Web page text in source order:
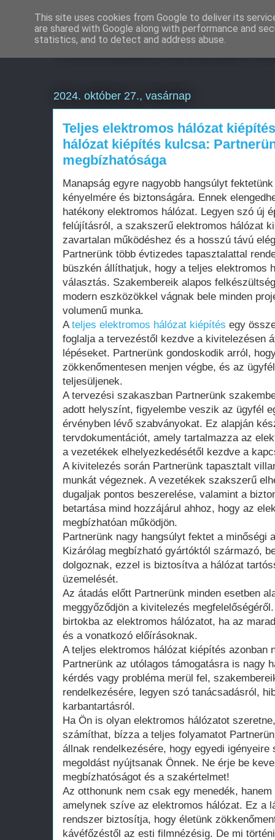
Weboldal készítés
2024. október 27., vasárnap
Teljes elektromos hálózat
hálózat kiépítés kulcsa:
megbízhatósága
Manapság egyre nagyobb hangsúlyt
kényelmére és biztonságára. Ennek
hatékony elektromos hálózat. Legyen szó új
felújításról, a szakszerű elektromos hálózat
zavartalan működéshez és a hosszú távú
Partnerünk több évtizedes tapasztalattal
büszkén állíthatjuk, hogy a teljes elektromos
választás. Szakembereik alapos
modern eszközökkel vágnak bele minden
volumenű munka.
Ateljes elektromos hálózat kiépítés egy
foglalja a tervezéstől kezdve a kivitelezésen
lépéseket. Partnerünk gondoskodik arról,
zökkenőmentesen menjen végbe, és az
teljesüljenek.
A tervezési szakaszban Partnerünk
adott helyszínt, figyelembe veszik az ügyfél
érvényben lévő szabványokat. Ez alapján
tervdokumentációt, amely tartalmazza az
a vezetékek elhelyezkedésétől kezdve a
A kivitelezés során Partnerünk tapasztalt
munkát végeznek. A vezetékek szakszerű
dugaljak pontos beszerelése, valamint a
betartása mind hozzájárul ahhoz, hogy az
megbízhatóan működjön.
Partnerünk nagy hangsúlyt fektet a minőségi
Kizárólag megbízható gyártóktól származó,
dolgoznak, ezzel is biztosítva a hálózat
üzemelését.
Az átadás előtt Partnerünk minden esetben
meggyőződjön a kivitelezés
birtokba az elektromos hálózatot, ha az
és a vonatkozó előírásoknak.
A teljes elektromos hálózat kiépítés azonban
Partnerünk az utólagos támogatásra is nagy
kérdés vagy probléma merül fel,
rendelkezésére, legyen szó tanácsadásról,
karbantartásról.
Ha Ön is olyan elektromos hálózatot
számíthat, bízza a teljes folyamatot
állnak rendelkezésére, hogy egyedi igényeire
megoldást nyújtsanak Önnek. Ne érje be
megbízhatóságot és a szakértelmet!
Az otthonunk nem csak egy menedék,
amelynek szíve az elektromos hálózat. Ez a
rendszer biztosítja, hogy életünk
kávéfőzéstől az esti filmnézésig. De mi
This site uses cookies from Google to deliver its
are shared with Google along with performance and
statistics, and to detect and address abuse.